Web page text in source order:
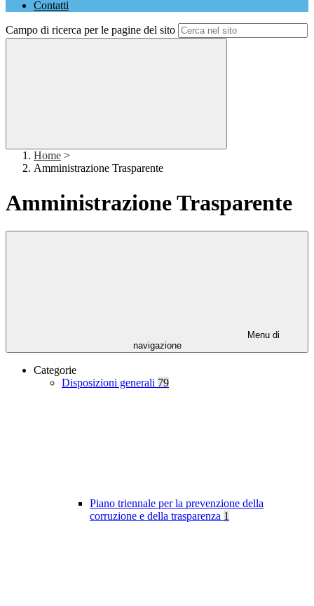
Contatti
Campo di ricerca per le pagine del sito
Home >
Amministrazione Trasparente
Amministrazione Trasparente
Menu di
navigazione
Categorie
Disposizioni generali 79
Piano triennale per la prevenzione della
corruzione e della trasparenza 1